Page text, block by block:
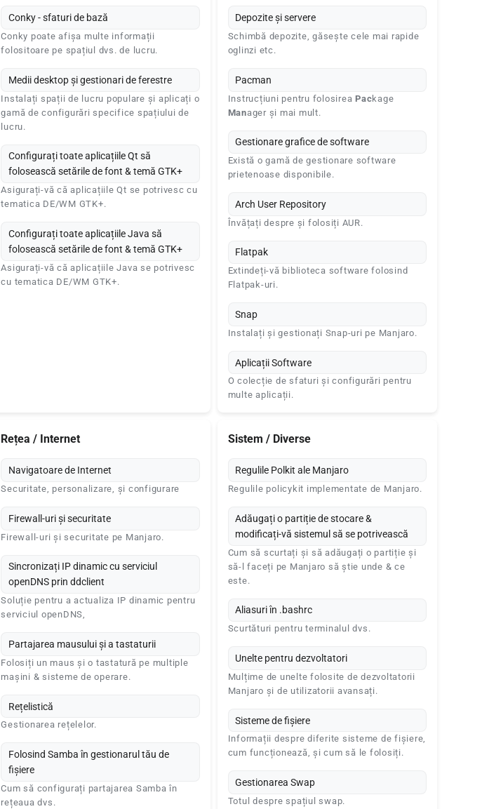
Conky - sfaturi de bază
Conky poate afișa multe informații
folositoare pe spațiul dvs. de lucru.
Medii desktop și gestionari de ferestre
Instalați spații de lucru populare și aplicați o
gamă de configurări specifice spațiului de
lucru.
Configurați toate aplicațiile Qt să
folosească setările de font & temă GTK+
Asigurați-vă că aplicațiile Qt se potrivesc cu
tematica DE/WM GTK+.
Configurați toate aplicațiile Java să
folosească setările de font & temă GTK+
Asigurați-vă că aplicațiile Java se potrivesc
cu tematica DE/WM GTK+.
Depozite și servere
Schimbă depozite, găsește cele mai rapide
oglinzi etc.
Pacman
Instrucțiuni pentru folosireaPackage
Manager și mai mult.
Gestionare grafice de software
Există o gamă de gestionare software
prietenoase disponibile.
Arch User Repository
Învățați despre și folosiți AUR.
Flatpak
Extindeți-vă biblioteca software folosind
Flatpak-uri.
Snap
Instalați și gestionați Snap-uri pe Manjaro.
Aplicații Software
O colecție de sfaturi și configurări pentru
multe aplicații.
Rețea / Internet
Navigatoare de Internet
Securitate, personalizare, și configurare
Firewall-uri și securitate
Firewall-uri și securitate pe Manjaro.
Sincronizați IP dinamic cu serviciul
openDNS prin ddclient
Soluție pentru a actualiza IP dinamic pentru
serviciul openDNS,
Partajarea mausului și a tastaturii
Folosiți un maus și o tastatură pe multiple
mașini & sisteme de operare.
Rețelistică
Gestionarea rețelelor.
Folosind Samba în gestionarul tău de
fișiere
Cum să configurați partajarea Samba în
rețeaua dvs.
Sistem / Diverse
Regulile Polkit ale Manjaro
Regulile policykit implementate de Manjaro.
Adăugați o partiție de stocare &
modificați-vă sistemul să se potrivească
Cum să scurtați și să adăugați o partiție și
să-l faceți pe Manjaro să știe unde & ce
este.
Aliasuri în .bashrc
Scurtături pentru terminalul dvs.
Unelte pentru dezvoltatori
Mulțime de unelte folosite de dezvoltatorii
Manjaro și de utilizatorii avansați.
Sisteme de fișiere
Informații despre diferite sisteme de fișiere,
cum funcționează, și cum să le folosiți.
Gestionarea Swap
Totul despre spațiul swap.